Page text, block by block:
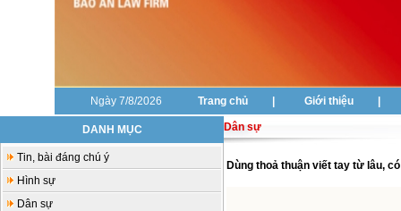
Ngày 7/8/2026 Trang chủ Giới thiệu
DANH MỤC
Tin, bài đáng chú ý
Hình sự
Dân sự
Dân sự
Dùng thoả thuận viết tay từ lâu,